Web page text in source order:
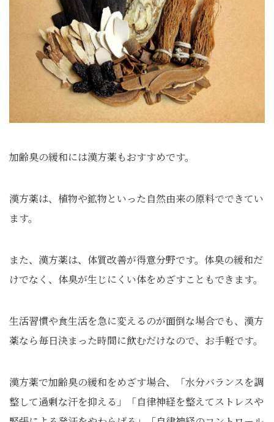
加齢臭の緩和には漢方薬もおすすめです。
漢方薬は、植物や鉱物といった自然由来の原料でできてい
ます。
また、漢方薬は、体質改善が得意分野です。体臭の緩和だ
けでなく、体臭が生じにくい体をめざすこともできます。
生活習慣や食生活を急に変えるのが面倒な場合でも、漢方
薬なら毎日決まった時間に飲むだけなので、お手軽です。
漢方薬で加齢臭の緩和をめざす場合、「水分バランスを調
整して過剰な汗を抑える」「自律神経を整えてストレスや